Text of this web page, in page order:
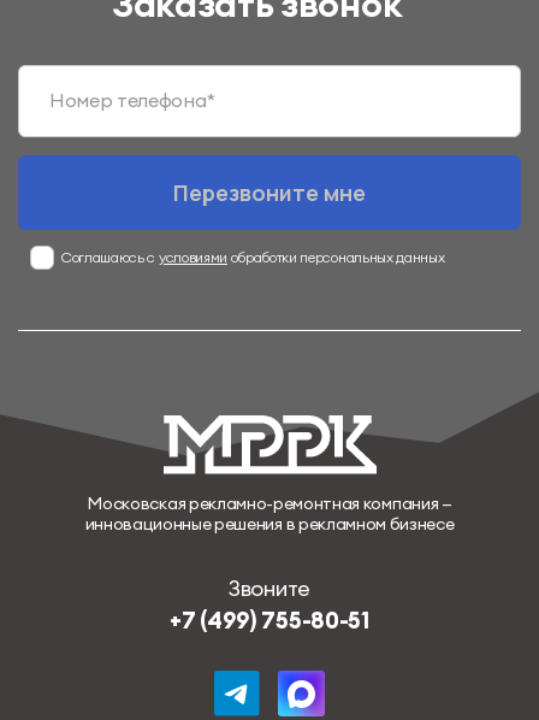
Номер телефона*
Перезвоните мне
Соглашаюсь с условиями обработки персональных данных
Московская рекламно-ремонтная компания —
инновационные решения в рекламном бизнесе
Звоните
+7 (499) 755-80-51